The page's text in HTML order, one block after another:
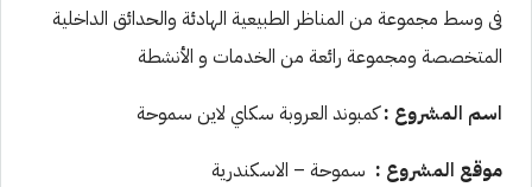
فى وسط مجموعة من المناظر الطبيعية الهادئة والحدائق الداخلية
المتخصصة ومجموعة رائعة من الخدمات و الأنشطة
اسم المشروع :كمبوند العروبة سكاي لاين سموحة
موقع المشروع : سموحة – الاسكندرية